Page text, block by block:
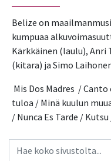
Belize on
kumpuaa
Kärkkäinen (laulu),
(kitara) ja Simo
tuloa / Minä kuulun
/ Nunca Es Tarde /
Haku